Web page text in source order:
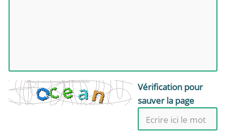
Vérification pour
sauver la page